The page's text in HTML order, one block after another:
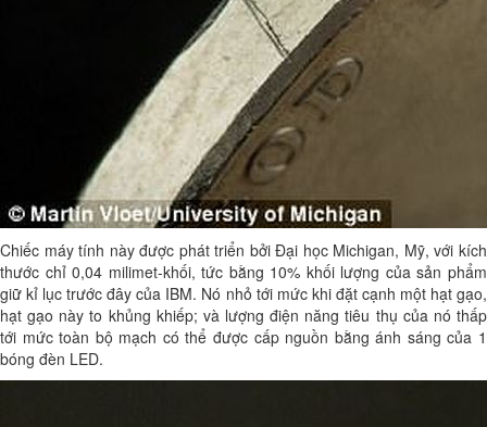
Chiếc máy tính này được phát triển bởi Đại học Michigan, Mỹ, với kích
thước chỉ 0,04 milimet-khối, tức bằng 10% khối lượng của sản phẩm
giữ kỉ lục trước đây của IBM. Nó nhỏ tới mức khi đặt cạnh một hạt gạo,
hạt gạo này to khủng khiếp; và lượng điện năng tiêu thụ của nó thấp
tới mức toàn bộ mạch có thể được cấp nguồn bằng ánh sáng của 1
bóng đèn LED.